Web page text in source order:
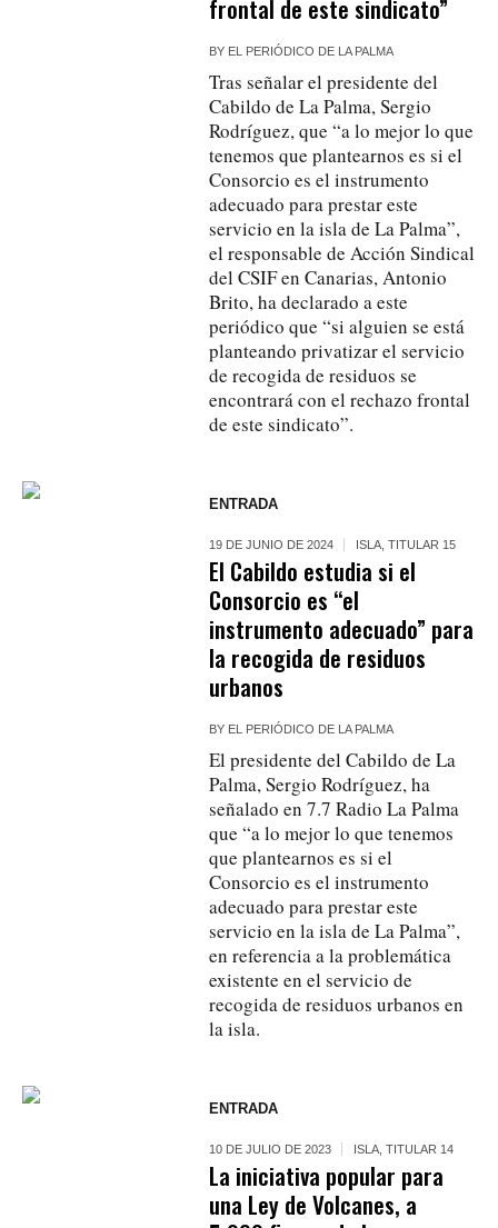
frontal de este sindicato”
BY EL PERIÓDICO DE LA PALMA
Tras señalar el presidente del
Cabildo de La Palma, Sergio
Rodríguez, que “a lo mejor lo que
tenemos que plantearnos es si el
Consorcio es el instrumento
adecuado para prestar este
servicio en la isla de La Palma”,
el responsable de Acción Sindical
del CSIF en Canarias, Antonio
Brito, ha declarado a este
periódico que “si alguien se está
planteando privatizar el servicio
de recogida de residuos se
encontrará con el rechazo frontal
de este sindicato”.
ENTRADA
19 DE JUNIO DE 2024 ISLA ,TITULAR 15
El Cabildo estudia si el
Consorcio es “el
instrumento adecuado” para
la recogida de residuos
urbanos
BY EL PERIÓDICO DE LA PALMA
El presidente del Cabildo de La
Palma, Sergio Rodríguez, ha
señalado en 7.7 Radio La Palma
que “a lo mejor lo que tenemos
que plantearnos es si el
Consorcio es el instrumento
adecuado para prestar este
servicio en la isla de La Palma”,
en referencia a la problemática
existente en el servicio de
recogida de residuos urbanos en
la isla.
ENTRADA
10 DE JULIO DE 2023 ISLA ,TITULAR 14
La iniciativa popular para
una Ley de Volcanes, a